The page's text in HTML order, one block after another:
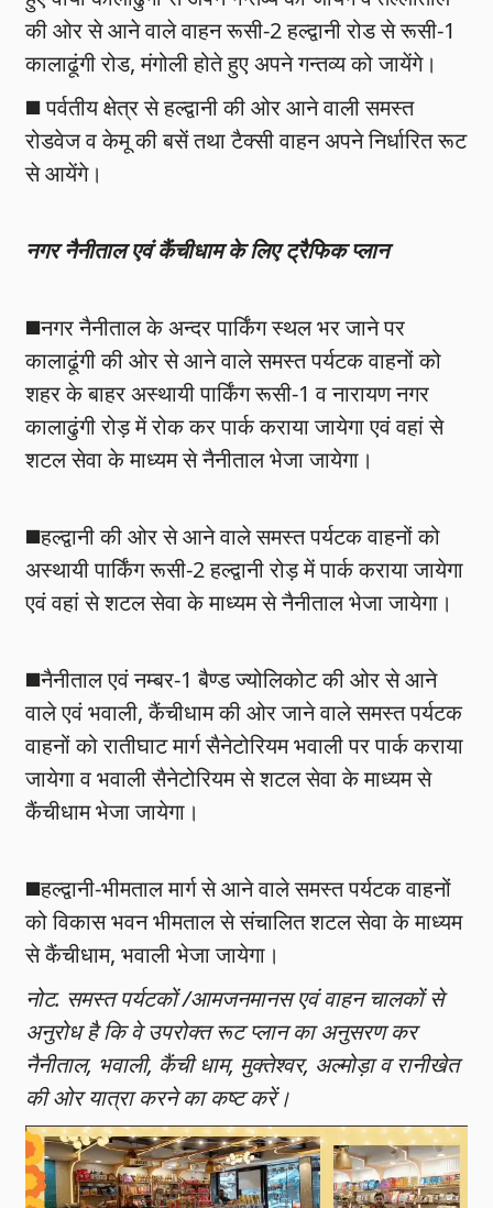
की ओर से आने वाले वाहन रूसी-2 हल्द्वानी रोड से रूसी-1
कालाढूंगी रोड, मंगोली होते हुए अपने गन्तव्य को जायेंगे।
◼️ पर्वतीय क्षेत्र से हल्द्वानी की ओर आने वाली समस्त
रोडवेज व केमू की बसें तथा टैक्सी वाहन अपने निर्धारित रूट
से आयेंगे।
नगर नैनीताल एवं कैंचीधाम के लिए ट्रैफिक प्लान
◼️नगर नैनीताल के अन्दर पार्किंग स्थल भर जाने पर
कालाढूंगी की ओर से आने वाले समस्त पर्यटक वाहनों को
शहर के बाहर अस्थायी पार्किंग रूसी-1 व नारायण नगर
कालाढुंगी रोड़ में रोक कर पार्क कराया जायेगा एवं वहां से
शटल सेवा के माध्यम से नैनीताल भेजा जायेगा।
◼️हल्द्वानी की ओर से आने वाले समस्त पर्यटक वाहनों को
अस्थायी पार्किंग रूसी-2 हल्द्वानी रोड़ में पार्क कराया जायेगा
एवं वहां से शटल सेवा के माध्यम से नैनीताल भेजा जायेगा।
◼️नैनीताल एवं नम्बर-1 बैण्ड ज्योलिकोट की ओर से आने
वाले एवं भवाली, कैंचीधाम की ओर जाने वाले समस्त पर्यटक
वाहनों को रातीघाट मार्ग सैनेटोरियम भवाली पर पार्क कराया
जायेगा व भवाली सैनेटोरियम से शटल सेवा के माध्यम से
कैंचीधाम भेजा जायेगा।
◼️हल्द्वानी-भीमताल मार्ग से आने वाले समस्त पर्यटक वाहनों
को विकास भवन भीमताल से संचालित शटल सेवा के माध्यम
से कैंचीधाम, भवाली भेजा जायेगा।
नोट. समस्त पर्यटकों /आमजनमानस एवं वाहन चालकों से
अनुरोध है कि वे उपरोक्त रूट प्लान का अनुसरण कर
नैनीताल, भवाली, कैंची धाम, मुक्तेश्वर, अल्मोड़ा व रानीखेत
की ओर यात्रा करने का कष्ट करें।